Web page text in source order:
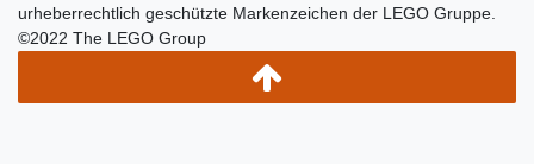
urheberrechtlich geschützte Markenzeichen der LEGO Gruppe.
©2022 The LEGO Group